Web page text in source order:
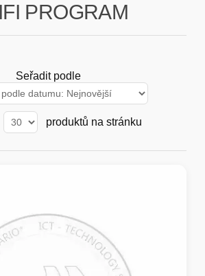
KARTY
ENTERPRISE
PROGRAM
Seřadit podle
produktů na stránku